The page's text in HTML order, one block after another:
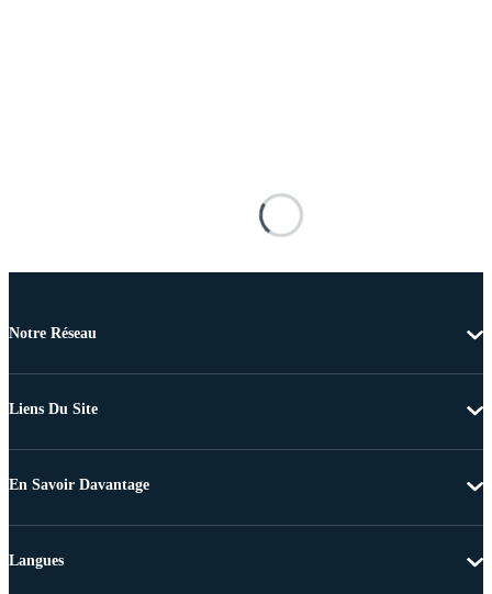
Notre Réseau
Liens Du Site
En Savoir Davantage
Langues